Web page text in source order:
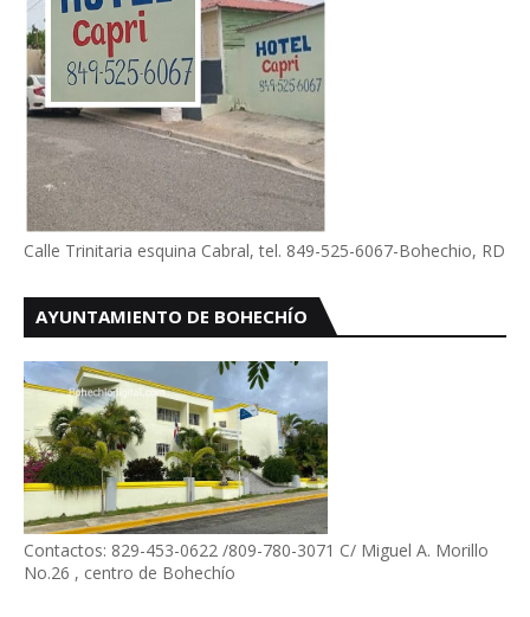
Calle Trinitaria esquina Cabral, tel. 849-525-6067-Bohechio, RD
AYUNTAMIENTO DE BOHECHÍO
Contactos: 829-453-0622 /809-780-3071 C/ Miguel A. Morillo
No.26 , centro de Bohechío